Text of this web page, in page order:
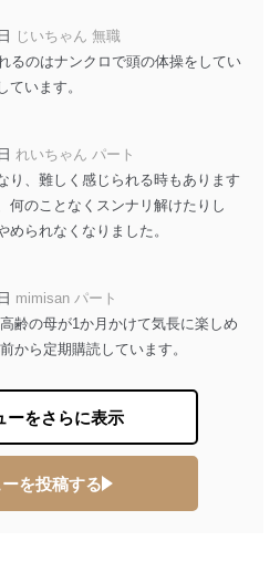
の個人情報保護マネジメントシ
び苦情については以下までご連
せていただきます。
サービス
一郎
護管理者を設置し、個人情報保
個人情報を取得・アクセス・利
す。
じいちゃん 無職
るのはナンクロで頭の体操をしてい
ています。
れいちゃん パート
り、難しく感じられる時もあります
何のことなくスンナリ解けたりし
られなくなりました。
mimisan パート
齢の母が1か月かけて気長に楽しめ
から定期購読しています。
ーをさらに表示
を投稿する